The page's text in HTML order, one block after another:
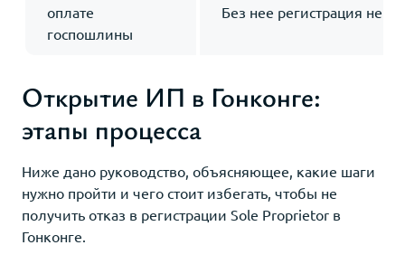
оплате
госпошлины
Без нее регистрация не
Открытие ИП в Гонконге:
этапы процесса
Ниже дано руководство, объясняющее, какие шаги
нужно пройти и чего стоит избегать, чтобы не
получить отказ в регистрации Sole Proprietor в
Гонконге.